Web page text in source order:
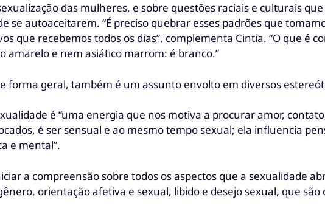
das mulheres, e sobre questões raciais e culturais
autoaceitarem. “É preciso quebrar esses padrões que
que recebemos todos os dias”, complementa Cintia. “O que é
amarelo e nem asiático marrom: é branco.”
forma geral, também é um assunto envolto em diversos
é “uma energia que nos motiva a procurar amor,
é ser sensual e ao mesmo tempo sexual; ela influencia
e mental”.
a compreensão sobre todos os aspectos que a sexualidade
orientação afetiva e sexual, libido e desejo sexual, que são